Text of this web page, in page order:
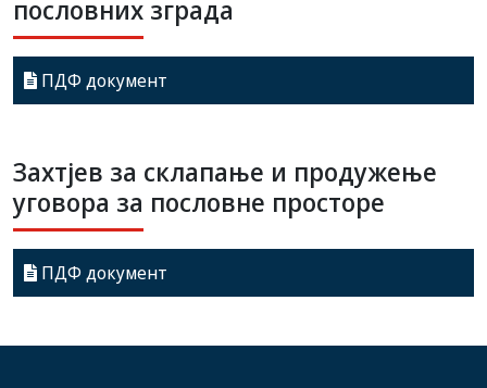
пословних зграда
ПДФ документ
Захтјев за склапање и продужење
уговора за пословне просторе
ПДФ документ